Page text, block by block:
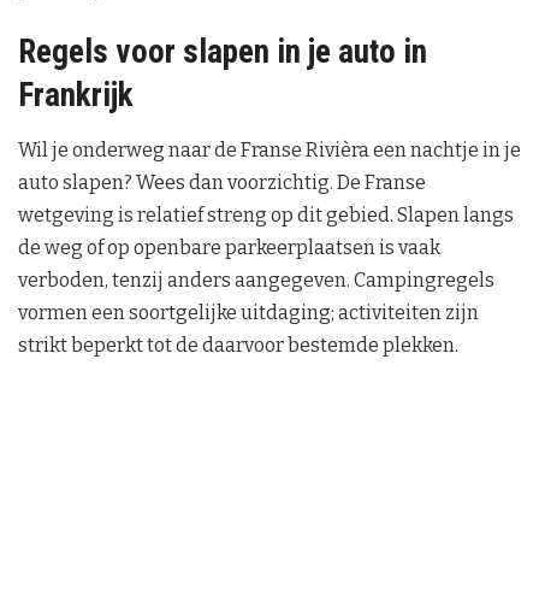
Regels voor slapen in je auto in
Frankrijk
Wil je onderweg naar de Franse Rivièra een nachtje in je
auto slapen? Wees dan voorzichtig. De Franse
wetgeving is relatief streng op dit gebied. Slapen langs
de weg of op openbare parkeerplaatsen is vaak
verboden, tenzij anders aangegeven. Campingregels
vormen een soortgelijke uitdaging; activiteiten zijn
strikt beperkt tot de daarvoor bestemde plekken.